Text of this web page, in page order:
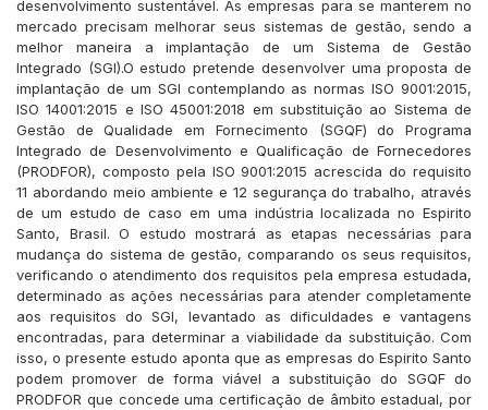
desenvolvimento sustentável. As empresas para se manterem no
mercado precisam melhorar seus sistemas de gestão, sendo a
melhor maneira a implantação de um Sistema de Gestão
Integrado (SGI).O estudo pretende desenvolver uma proposta de
implantação de um SGI contemplando as normas ISO 9001:2015,
ISO 14001:2015 e ISO 45001:2018 em substituição ao Sistema de
Gestão de Qualidade em Fornecimento (SGQF) do Programa
Integrado de Desenvolvimento e Qualificação de Fornecedores
(PRODFOR), composto pela ISO 9001:2015 acrescida do requisito
11 abordando meio ambiente e 12 segurança do trabalho, através
de um estudo de caso em uma indústria localizada no Espirito
Santo, Brasil. O estudo mostrará as etapas necessárias para
mudança do sistema de gestão, comparando os seus requisitos,
verificando o atendimento dos requisitos pela empresa estudada,
determinado as ações necessárias para atender completamente
aos requisitos do SGI, levantado as dificuldades e vantagens
encontradas, para determinar a viabilidade da substituição. Com
isso, o presente estudo aponta que as empresas do Espirito Santo
podem promover de forma viável a substituição do SGQF do
PRODFOR que concede uma certificação de âmbito estadual, por